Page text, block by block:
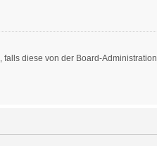
diese von der Board-